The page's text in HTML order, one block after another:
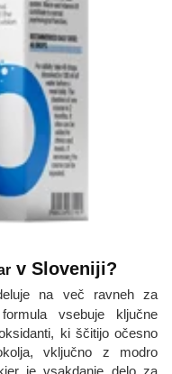
v Sloveniji?
na več ravneh za
vsebuje ključne
ki ščitijo očesno
vključno z modro